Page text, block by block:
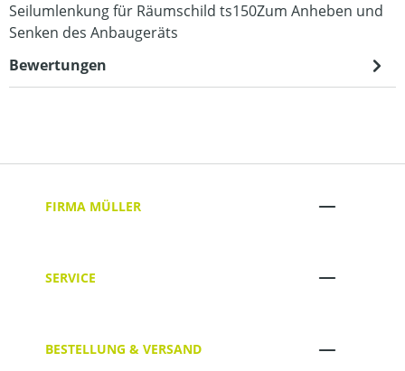
Seilumlenkung für Räumschild ts150Zum Anheben und
Senken des Anbaugeräts
Bewertungen
FIRMA MÜLLER
SERVICE
BESTELLUNG & VERSAND